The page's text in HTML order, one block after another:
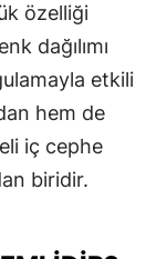
özelliği
dağılımı
etkili
hem de
iç cephe
biridir.